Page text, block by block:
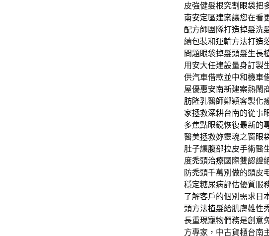
皮強健髮根究割眼袋把
南安定區建案讓您在看
配方師團隊打造掉髮洗
續包裝和運輸方法打造
問題眼袋掉髮頭髮生長
用安大任建設量身訂製
供汽車借款並中和機車
屋優惠安南新建案熱鬧
肪隆乳醫師鄭穎客製化
家拯救深耕台南的從事
多焦點眼鏡恢復最新的
醫美拯救妳靈魂之窗眼
肚子讓腹部拉皮手術醫
度禿頭治療國際雙認證
防禿頭千萬別做的頭皮
穩定糖尿病評估優質服
了解客戶的個別需求 日
頭方法植髮給肌膚雄性
長重現寵物們務是創意
方專家，中古貨櫃台南